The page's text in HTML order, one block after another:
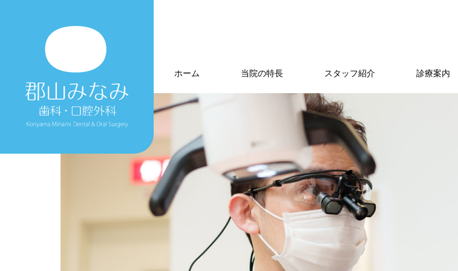
ホーム 当院の特長 スタッフ紹介 診療案内